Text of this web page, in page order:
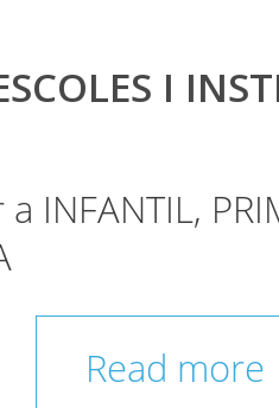
I
INFANTIL,
Read more